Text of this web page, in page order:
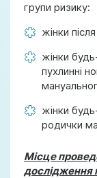
групи ризику:
жінки
жінки
пухлинні
жінки
родички
Місце
дослідження